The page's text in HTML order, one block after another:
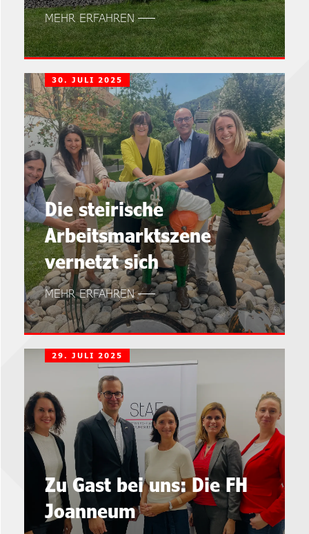
MEHR ERFAHREN
Die steirische
Arbeitsmarktszene
vernetzt sich
30. JULI 2025
MEHR ERFAHREN
Zu Gast bei uns: Die FH
Joanneum
29. JULI 2025